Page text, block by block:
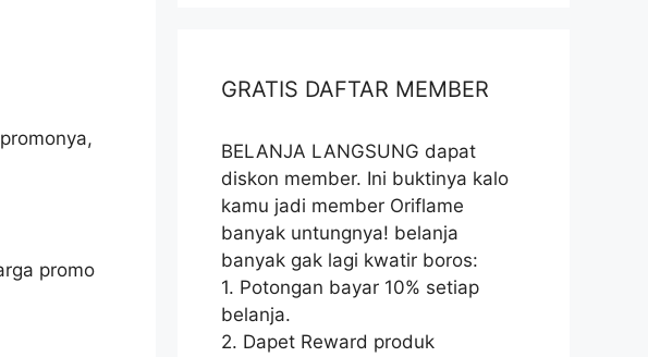
promo
GRATIS DAFTAR MEMBER
BELANJA LANGSUNG dapat
diskon member. Ini buktinya kalo
kamu jadi member Oriflame
banyak untungnya! belanja
banyak gak lagi kwatir boros:
1. Potongan bayar 10% setiap
belanja.
2. Dapet Reward produk